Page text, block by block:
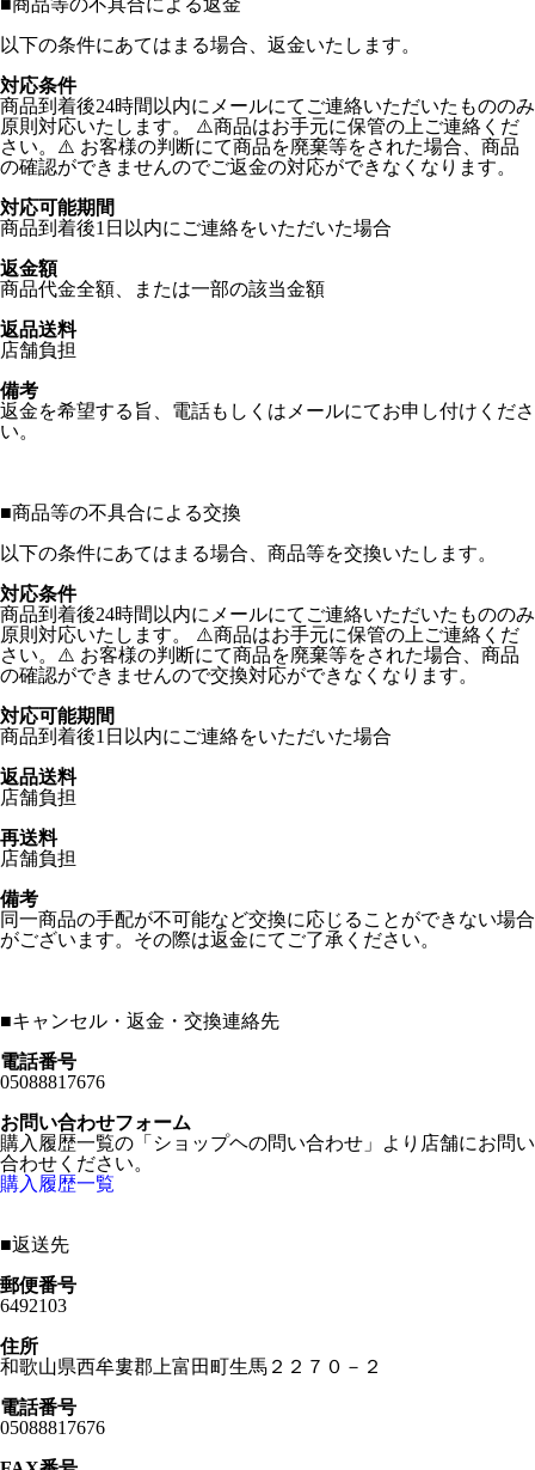
以下の条件にあてはまる場合、返金いたします。
対応条件
商品到着後24時間以内にメールにてご連絡いただいたもののみ
原則対応いたします。 ⚠️商品はお手元に保管の上ご連絡くだ
さい。⚠️ お客様の判断にて商品を廃棄等をされた場合、商品
の確認ができませんのでご返金の対応ができなくなります。
対応可能期間
商品到着後1日以内にご連絡をいただいた場合
返金額
商品代金全額、または一部の該当金額
返品送料
店舗負担
備考
返金を希望する旨、電話もしくはメールにてお申し付けくださ
い。
■商品等の不具合による交換
以下の条件にあてはまる場合、商品等を交換いたします。
対応条件
商品到着後24時間以内にメールにてご連絡いただいたもののみ
原則対応いたします。 ⚠️商品はお手元に保管の上ご連絡くだ
さい。⚠️ お客様の判断にて商品を廃棄等をされた場合、商品
の確認ができませんので交換対応ができなくなります。
対応可能期間
商品到着後1日以内にご連絡をいただいた場合
返品送料
店舗負担
再送料
店舗負担
備考
同一商品の手配が不可能など交換に応じることができない場合
がございます。その際は返金にてご了承ください。
■キャンセル・返金・交換連絡先
電話番号
05088817676
お問い合わせフォーム
購入履歴一覧の「ショップヘの問い合わせ」より店舗にお問い
合わせください。
購入履歴一覧
■返送先
郵便番号
6492103
住所
和歌山県西牟婁郡上富田町生馬２２７０－２
電話番号
05088817676